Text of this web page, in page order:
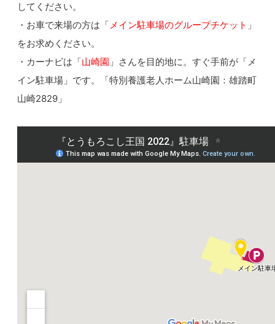
してください。
・お車で来場の方は「メイン駐車場のグループチケット 」
をお求めください。
・カーナビは「山崎園 」さんを目的地に。すぐ手前が「メ
イン駐車場」です。
「特別養護老人ホーム山崎園：雄踏町
山崎2829」